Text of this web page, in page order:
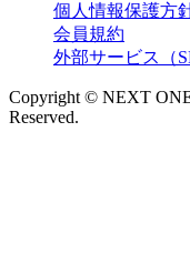
個人情報保護方
会員規約
外部サービス（
Copyright © NEXT
Reserved.